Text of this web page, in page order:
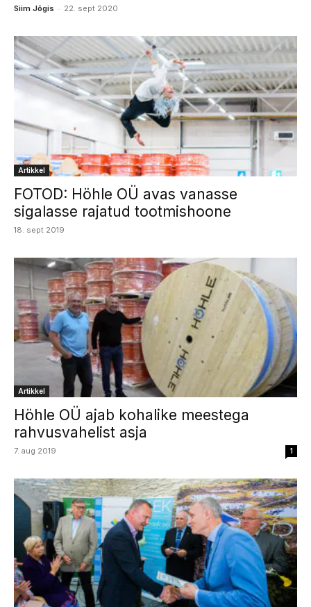
Siim Jõgis - 22. sept 2020
Artikkel
FOTOD: Höhle OÜ avas vanasse
sigalasse rajatud tootmishoone
18. sept 2019
Artikkel
Höhle OÜ ajab kohalike meestega
rahvusvahelist asja
7. aug 2019 1